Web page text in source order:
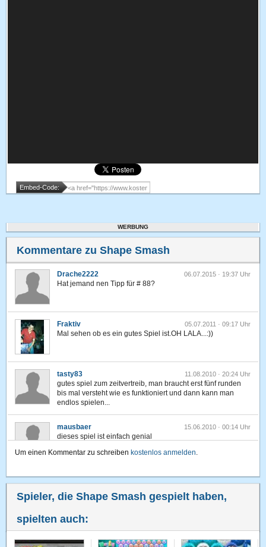
Embed-Code:
WERBUNG
Kommentare zu Shape Smash
Drache2222 06.07.2015 · 19:37 Uhr
Hat jemand nen Tipp für # 88?
Fraktiv 05.07.2011 · 09:17 Uhr
Mal sehen ob es ein gutes Spiel ist.OH LALA...:))
tasty83 11.08.2010 · 20:24 Uhr
gutes spiel zum zeitvertreib, man braucht erst fünf runden
bis mal versteht wie es funktioniert und dann kann man
endlos spielen...
mausbaer 15.06.2010 · 00:14 Uhr
dieses spiel ist einfach genial
Um einen Kommentar zu schreiben kostenlos anmelden.
Spieler, die Shape Smash gespielt haben,
spielten auch: